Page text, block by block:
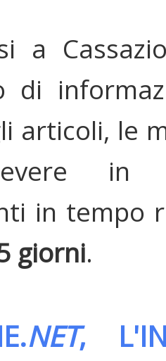
a
di
articoli, le
in
in tempo
giorni.
NET,